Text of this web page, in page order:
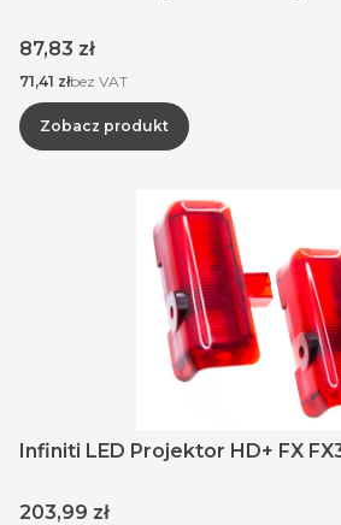
Cena
87,83 zł
Cena
71,41 złbez VAT
Zobacz produkt
Infiniti LED Projektor HD+ FX
Cena
203,99 zł